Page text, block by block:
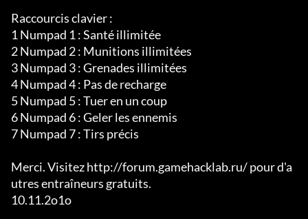
Raccourcis clavier :
1 Numpad 1 : Santé illimitée
2 Numpad 2 : Munitions illimitées
3 Numpad 3 : Grenades illimitées
4 Numpad 4 : Pas de recharge
5 Numpad 5 : Tuer en un coup
6 Numpad 6 : Geler les ennemis
7 Numpad 7 : Tirs précis
Merci. Visitez http://forum.gamehacklab.ru/ pour d'a
utres entraîneurs gratuits.
10.11.2o1o